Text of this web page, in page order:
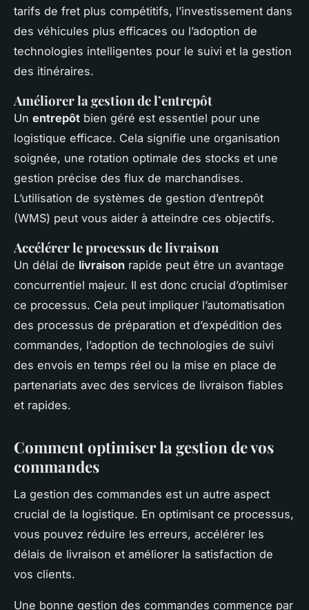
tarifs de fret plus compétitifs, l’investissement dans
des véhicules plus efficaces ou l’adoption de
technologies intelligentes pour le suivi et la gestion
des itinéraires.
Améliorer la gestion de l’entrepôt
Un entrepôt bien géré est essentiel pour une
logistique efficace. Cela signifie une organisation
soignée, une rotation optimale des stocks et une
gestion précise des flux de marchandises.
L’utilisation de systèmes de gestion d’entrepôt
(WMS) peut vous aider à atteindre ces objectifs.
Accélérer le processus de livraison
Un délai de livraison rapide peut être un avantage
concurrentiel majeur. Il est donc crucial d’optimiser
ce processus. Cela peut impliquer l’automatisation
des processus de préparation et d’expédition des
commandes, l’adoption de technologies de suivi
des envois en temps réel ou la mise en place de
partenariats avec des services de livraison fiables
et rapides.
Comment optimiser la gestion de vos
commandes
La gestion des commandes est un autre aspect
crucial de la logistique. En optimisant ce processus,
vous pouvez réduire les erreurs, accélérer les
délais de livraison et améliorer la satisfaction de
vos clients.
Une bonne gestion des commandes commence par